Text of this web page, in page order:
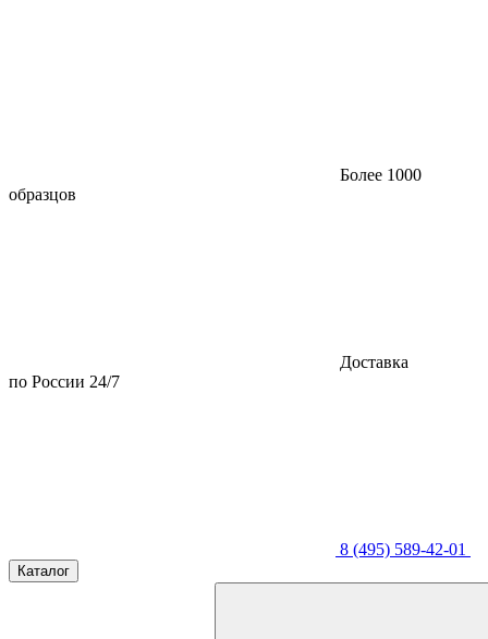
Более 1000
образцов
Доставка
по России 24/7
8 (495) 589-42-01
Каталог